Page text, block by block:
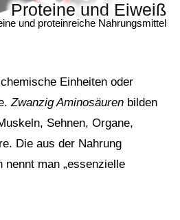
Proteine und Eiweiß
und proteinreiche Nahrungsmittel
Einheiten oder
Zwanzig Aminosäuren bilden
Sehnen, Organe,
Die aus der Nahrung
nennt man „essenzielle